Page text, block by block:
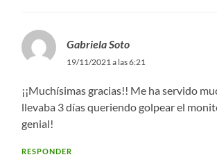
Gabriela Soto
19/11/2021 a las 6:21
¡¡Muchísimas gracias!! Me ha servido
llevaba 3 días queriendo golpear el
genial!
RESPONDER